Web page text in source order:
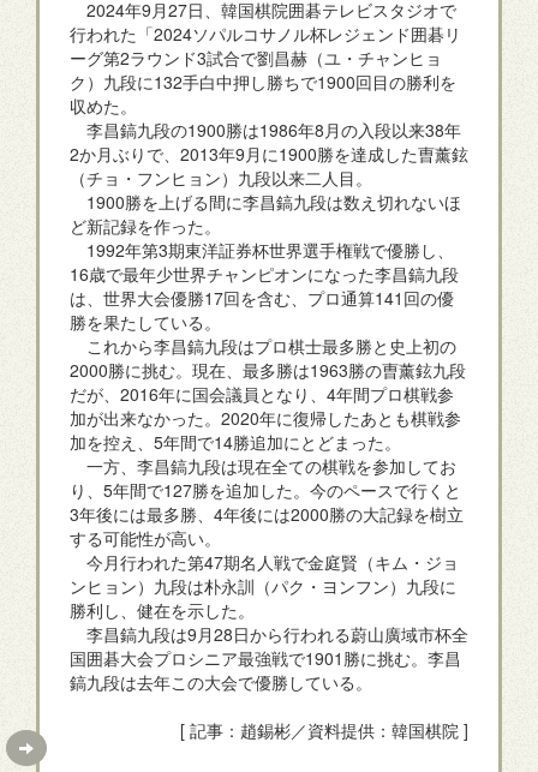
2024年9月27日、韓国棋院囲碁テレビスタジオで
行われた「2024ソパルコサノル杯レジェンド囲碁リ
ーグ第2ラウンド3試合で劉昌赫（ユ・チャンヒョ
ク）九段に132手白中押し勝ちで1900回目の勝利を
収めた。
李昌鎬九段の1900勝は1986年8月の入段以来38年
2か月ぶりで、2013年9月に1900勝を達成した曺薰鉉
（チョ・フンヒョン）九段以来二人目。
1900勝を上げる間に李昌鎬九段は数え切れないほ
ど新記録を作った。
1992年第3期東洋証券杯世界選手権戦で優勝し、
16歳で最年少世界チャンピオンになった李昌鎬九段
は、世界大会優勝17回を含む、プロ通算141回の優
勝を果たしている。
これから李昌鎬九段はプロ棋士最多勝と史上初の
2000勝に挑む。現在、最多勝は1963勝の曺薰鉉九段
だが、2016年に国会議員となり、4年間プロ棋戦参
加が出来なかった。2020年に復帰したあとも棋戦参
加を控え、5年間で14勝追加にとどまった。
一方、李昌鎬九段は現在全ての棋戦を参加してお
り、5年間で127勝を追加した。今のペースで行くと
3年後には最多勝、4年後には2000勝の大記録を樹立
する可能性が高い。
今月行われた第47期名人戦で金庭賢（キム・ジョ
ンヒョン）九段は朴永訓（パク・ヨンフン）九段に
勝利し、健在を示した。
李昌鎬九段は9月28日から行われる蔚山廣域市杯全
国囲碁大会プロシニア最強戦で1901勝に挑む。李昌
鎬九段は去年この大会で優勝している。
[ 記事：趙錫彬／資料提供：韓国棋院 ]